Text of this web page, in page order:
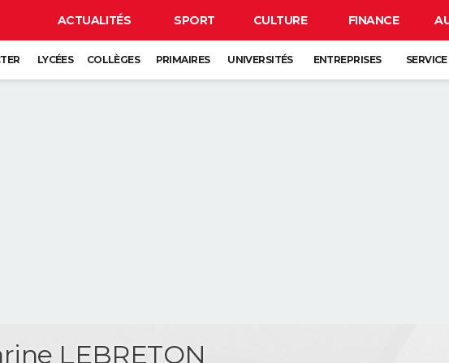
ACTUALITÉS SPORT CULTURE FINANCE
LYCÉES COLLÈGES PRIMAIRES UNIVERSITÉS ENTREPRISES
LEBRETON